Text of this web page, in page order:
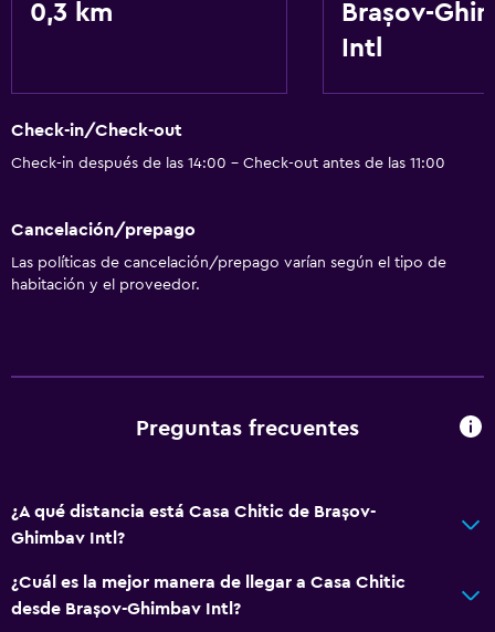
Minibar
Pantuflas
Salud y seguridad
Estacionamiento y transporte
Traslado aeropuerto
Sistema de entretenimiento
0,3 km
Brașov-
Intl
Check-in/Check-out
Check-in después de las 14:00 - Check-out antes de las 11:00
Cancelación/prepago
Las políticas de cancelación/prepago varían según el tipo de
habitación y el proveedor.
Preguntas frecuentes
¿A qué distancia está Casa Chitic de Brașov-
Ghimbav Intl?
¿Cuál es la mejor manera de llegar a Casa Chitic
desde Brașov-Ghimbav Intl?